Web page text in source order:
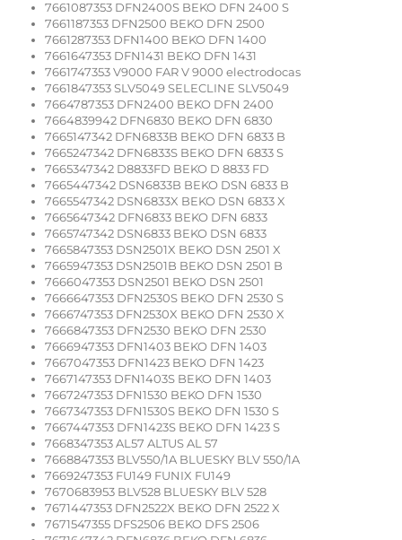
7661087353 DFN2400S BEKO DFN 2400 S
7661187353 DFN2500 BEKO DFN 2500
7661287353 DFN1400 BEKO DFN 1400
7661647353 DFN1431 BEKO DFN 1431
7661747353 V9000 FAR V 9000 electrodocas
7661847353 SLV5049 SELECLINE SLV5049
7664787353 DFN2400 BEKO DFN 2400
7664839942 DFN6830 BEKO DFN 6830
7665147342 DFN6833B BEKO DFN 6833 B
7665247342 DFN6833S BEKO DFN 6833 S
7665347342 D8833FD BEKO D 8833 FD
7665447342 DSN6833B BEKO DSN 6833 B
7665547342 DSN6833X BEKO DSN 6833 X
7665647342 DFN6833 BEKO DFN 6833
7665747342 DSN6833 BEKO DSN 6833
7665847353 DSN2501X BEKO DSN 2501 X
7665947353 DSN2501B BEKO DSN 2501 B
7666047353 DSN2501 BEKO DSN 2501
7666647353 DFN2530S BEKO DFN 2530 S
7666747353 DFN2530X BEKO DFN 2530 X
7666847353 DFN2530 BEKO DFN 2530
7666947353 DFN1403 BEKO DFN 1403
7667047353 DFN1423 BEKO DFN 1423
7667147353 DFN1403S BEKO DFN 1403
7667247353 DFN1530 BEKO DFN 1530
7667347353 DFN1530S BEKO DFN 1530 S
7667447353 DFN1423S BEKO DFN 1423 S
7668347353 AL57 ALTUS AL 57
7668847353 BLV550/1A BLUESKY BLV 550/1A
7669247353 FU149 FUNIX FU149
7670683953 BLV528 BLUESKY BLV 528
7671447353 DFN2522X BEKO DFN 2522 X
7671547355 DFS2506 BEKO DFS 2506